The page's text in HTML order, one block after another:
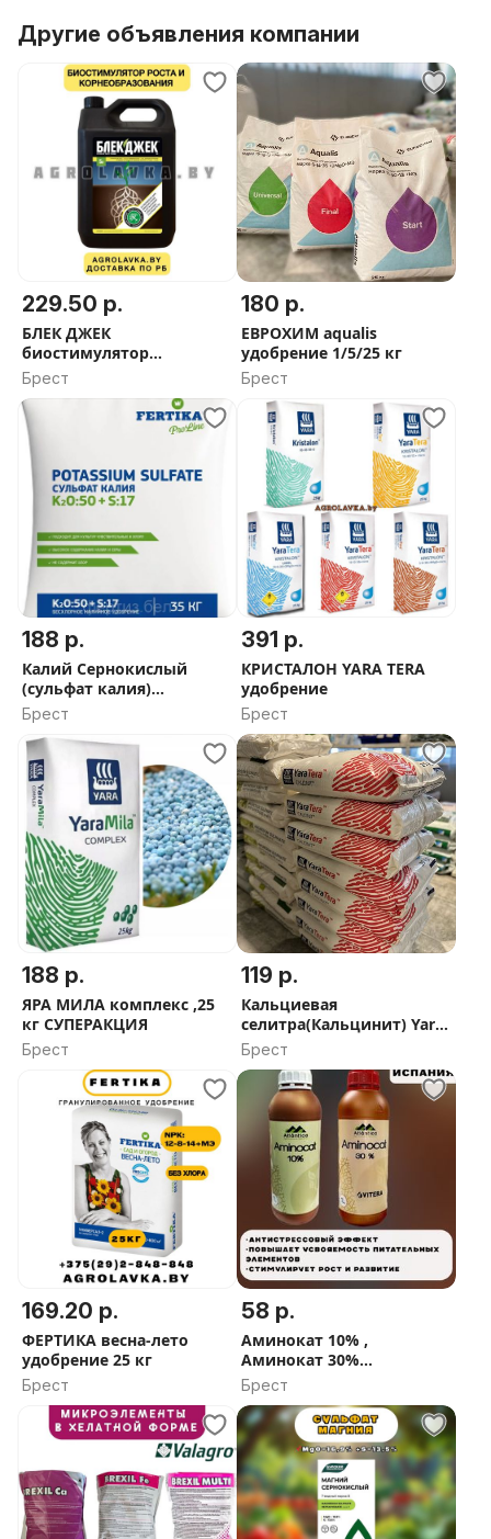
Другие объявления компании
229.50 р.
БЛЕК ДЖЕК
биостимулятор
корнеобразования
Брест
180 р.
ЕВРОХИМ aqualis
удобрение 1/5/25 кг
Брест
188 р.
Калий Сернокислый
(сульфат калия)
гранулированный, 35кг
Брест
391 р.
КРИСТАЛОН YARA TERA
удобрение
Брест
188 р.
ЯРА МИЛА комплекс ,25
кг СУПЕРАКЦИЯ
Брест
119 р.
Кальциевая
селитра(Кальцинит) Yara
Tera,25 кг
Брест
169.20 р.
ФЕРТИКА весна-лето
удобрение 25 кг
Брест
58 р.
Аминокат 10% ,
Аминокат 30%
аминокислоты , Келик
Калия, Атланте 0.30.20
Atlantica
Брест